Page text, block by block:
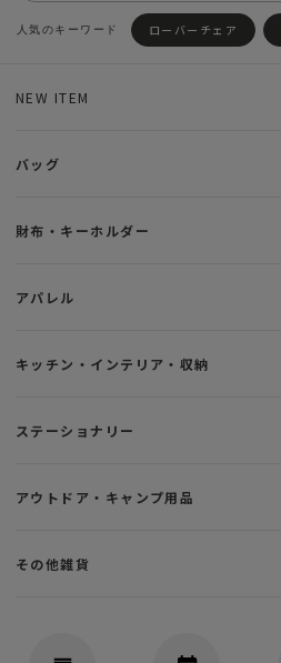
ローバーチェア
NEW ITEM
バッグ
財布・キーホルダー
アパレル
キッチン・インテリア・収納
ステーショナリー
アウトドア・キャンプ用品
その他雑貨